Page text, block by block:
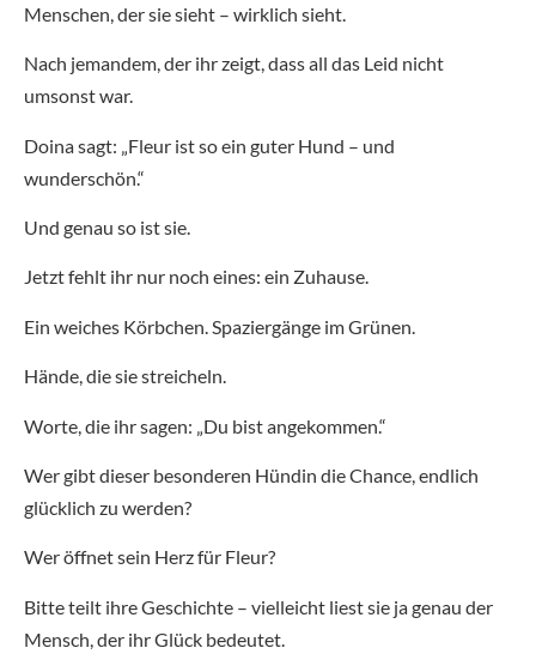
Menschen, der sie sieht – wirklich sieht.
Nach jemandem, der ihr zeigt, dass all das Leid nicht
umsonst war.
Doina sagt: „Fleur ist so ein guter Hund – und
wunderschön.“
Und genau so ist sie.
Jetzt fehlt ihr nur noch eines: ein Zuhause.
Ein weiches Körbchen. Spaziergänge im Grünen.
Hände, die sie streicheln.
Worte, die ihr sagen: „Du bist angekommen.“
Wer gibt dieser besonderen Hündin die Chance, endlich
glücklich zu werden?
Wer öffnet sein Herz für Fleur?
Bitte teilt ihre Geschichte – vielleicht liest sie ja genau der
Mensch, der ihr Glück bedeutet.